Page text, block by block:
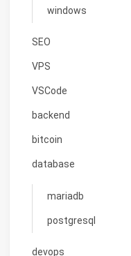
windows
SEO
VPS
VSCode
backend
bitcoin
database
mariadb
postgresql
devops